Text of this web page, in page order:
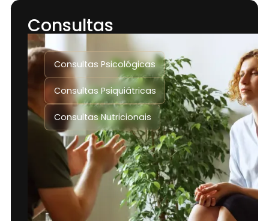
Consultas
Consultas Psicológicas
Consultas Psiquiátricas
Consultas Nutricionais